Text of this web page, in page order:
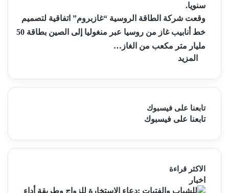
سنويا.
وقعت شركة الطاقة الروسية “غازبروم” اتفاقية لتصميم
خط أنابيب غاز من روسيا عبر منغوليا إلى الصين بطاقة 50
مليار متر مكعب من الغاز…
المزيد
تابعنا على فيسبوك
تابعنا على فيسبوك
الاكثر قراءة
اخبار